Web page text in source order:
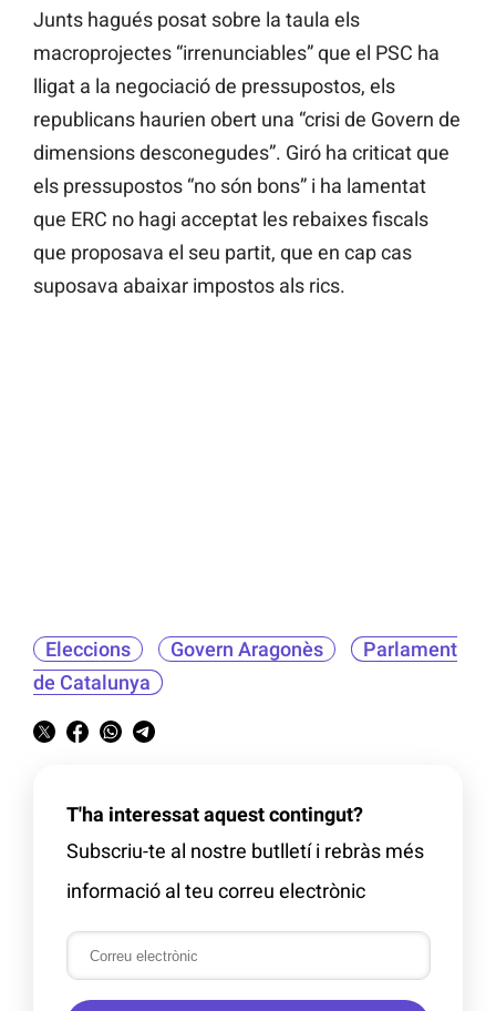
Junts hagués posat sobre la taula els
macroprojectes “irrenunciables” que el PSC ha
lligat a la negociació de pressupostos, els
republicans haurien obert una “crisi de Govern de
dimensions desconegudes”. Giró ha criticat que
els pressupostos “no són bons” i ha lamentat
que ERC no hagi acceptat les rebaixes fiscals
que proposava el seu partit, que en cap cas
suposava abaixar impostos als rics.
Eleccions Govern Aragonès
Parlament
de Catalunya
T'ha interessat aquest contingut?
Subscriu-te al nostre butlletí i rebràs més
informació al teu correu electrònic